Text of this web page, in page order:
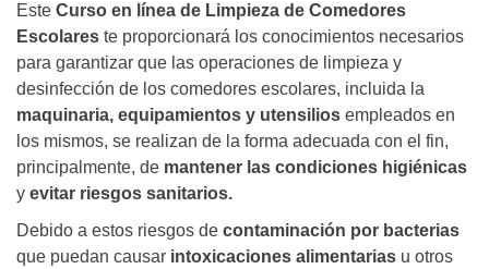
Este Curso en línea de Limpieza de Comedores
Escolares te proporcionará los conocimientos necesarios
para garantizar que las operaciones de limpieza y
desinfección de los comedores escolares, incluida la
maquinaria, equipamientos y utensilios empleados en
los mismos, se realizan de la forma adecuada con el fin,
principalmente, de mantener las condiciones higiénicas
y evitar riesgos sanitarios.
Debido a estos riesgos de contaminación por bacterias
que puedan causar intoxicaciones alimentarias u otros